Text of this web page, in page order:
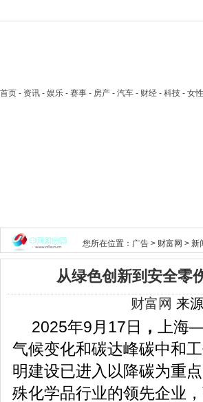
首页 - 资讯 - 娱乐 - 赛事 - 房产 - 汽车 - 财经 - 科技 - 女
您所在位置： 广告 > 财富网 > 新
从绿色创新到安全零
财富网 来源
2025年9月17日 ，
上海
气候变化和碳达峰碳中和
明建设已进入以降碳为重
殊化学品行业的领先企业